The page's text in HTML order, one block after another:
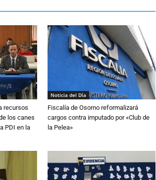
recursos
los canes
PDI en la
Noticia del Día
Fiscalía de Osorno reformalizará
cargos contra imputado por «Club de
la Pelea»